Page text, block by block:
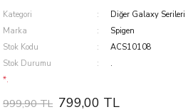
Kategori
Diğer Galaxy Serileri
Marka
Spigen
Stok Kodu
ACS10108
Stok Durumu
.
*.
999,90 TL 799,00 TL